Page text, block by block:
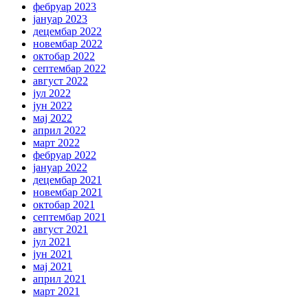
фебруар 2023
јануар 2023
децембар 2022
новембар 2022
октобар 2022
септембар 2022
август 2022
јул 2022
јун 2022
мај 2022
април 2022
март 2022
фебруар 2022
јануар 2022
децембар 2021
новембар 2021
октобар 2021
септембар 2021
август 2021
јул 2021
јун 2021
мај 2021
април 2021
март 2021